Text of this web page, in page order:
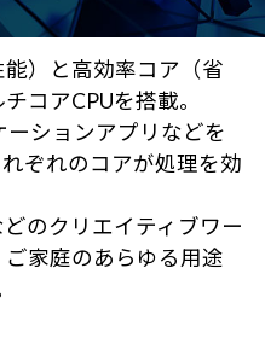
）と高効率コア（省
コアCPUを搭載。
ションアプリなどを
ぞれのコアが処理を効
のクリエイティブワー
家庭のあらゆる用途